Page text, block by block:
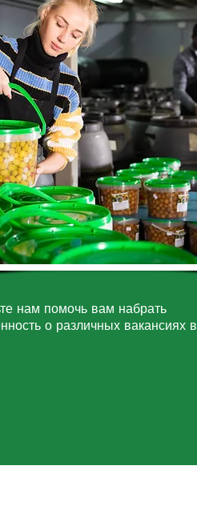
нам помочь вам набрать
о различных вакансиях в